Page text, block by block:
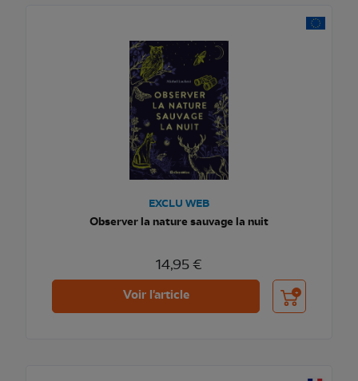
EXCLU WEB
Observer la nature sauvage la nuit
14,95 €
Voir l'article Ajouter au